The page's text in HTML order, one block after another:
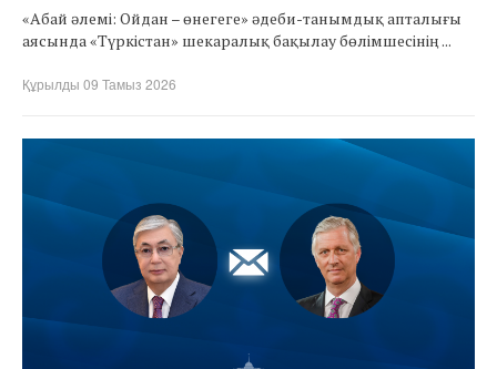
«Абай әлемі: Ойдан – өнегеге» әдеби-танымдық апталығы
аясында «Түркістан» шекаралық бақылау бөлімшесінің ...
Құрылды 09 Тамыз 2026